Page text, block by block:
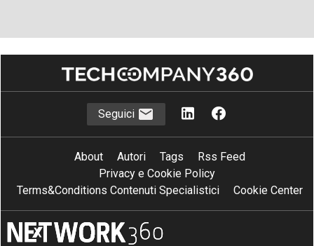
Seguici
About Autori Tags
Rss Feed
Privacy e Cookie Policy
Terms&Conditions Contenuti Specialistici
Cookie Center